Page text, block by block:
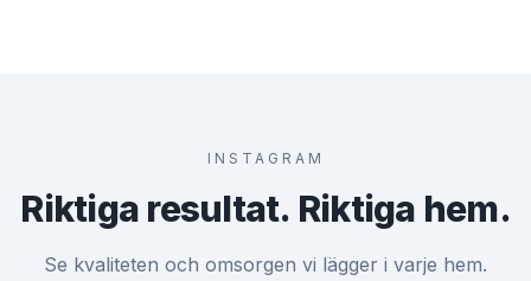
INSTAGRAM
Riktiga resultat. Riktiga hem.
Se kvaliteten och omsorgen vi lägger i varje hem.